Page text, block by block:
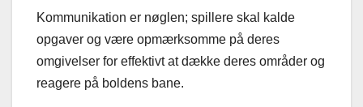
Kommunikation er nøglen; spillere skal kalde
opgaver og være opmærksomme på deres
omgivelser for effektivt at dække deres områder og
reagere på boldens bane.